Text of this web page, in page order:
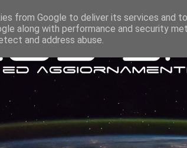
from Google to deliver its services and
along with performance and security
and address abuse.